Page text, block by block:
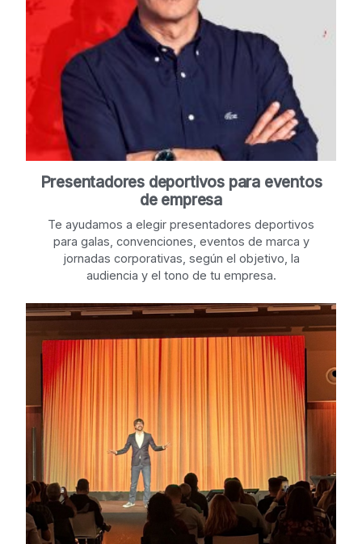
Presentadores deportivos para eventos
de empresa
Te ayudamos a elegir presentadores deportivos
para galas, convenciones, eventos de marca y
jornadas corporativas, según el objetivo, la
audiencia y el tono de tu empresa.